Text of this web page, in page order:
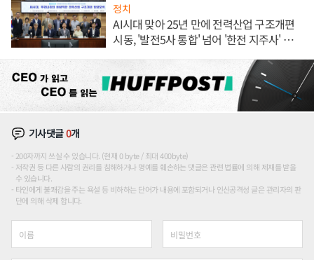
정치
AI시대 맞아 25년 만에 전력산업 구조개편
시동, '발전5사 통합' 넘어 '한전 지주사' 재편
기사댓글0개
200자까지 쓰실 수 있습니다. (현재 0 byte / 최대 400byte)
저작권 등 다른 사람의 권리를 침해하거나 명예를 훼손하는 댓글은 관련 법률에 의해 제재를 받을
수 있습니다.
타인에게 불쾌감을 주는 욕설 등 비하하는 단어가 내용에 포함되거나 인신공격성 글은 관리자의 판
단에 의해 삭제 합니다.